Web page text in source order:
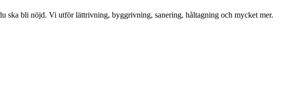
ska bli nöjd. Vi utför lättrivning, byggrivning, sanering, håltagning och mycket mer.